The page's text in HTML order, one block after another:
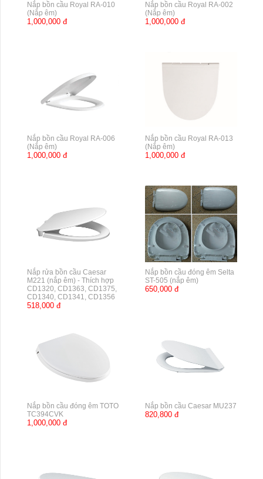
Nắp bồn cầu Royal RA-010
(Nắp êm)
1,000,000 đ
Nắp bồn cầu Royal RA-002
(Nắp êm)
1,000,000 đ
Nắp bồn cầu Royal RA-006
(Nắp êm)
1,000,000 đ
Nắp bồn cầu Royal RA-013
(Nắp êm)
1,000,000 đ
Nắp rửa bồn cầu Caesar
M221 (nắp êm) - Thích hợp
CD1320, CD1363, CD1375,
CD1340, CD1341, CD1356
518,000 đ
Nắp bồn cầu đóng êm Selta
ST-505 (nắp êm)
650,000 đ
Nắp bồn cầu đóng êm TOTO
TC394CVK
1,000,000 đ
Nắp bồn cầu Caesar MU237
820,800 đ